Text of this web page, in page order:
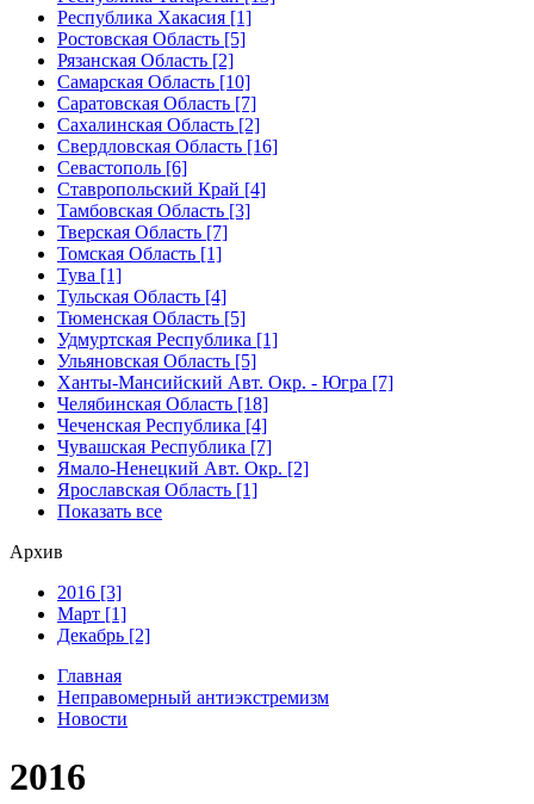
Республика Хакасия [1]
Ростовская Область [5]
Рязанская Область [2]
Самарская Область [10]
Саратовская Область [7]
Сахалинская Область [2]
Свердловская Область [16]
Севастополь [6]
Ставропольский Край [4]
Тамбовская Область [3]
Тверская Область [7]
Томская Область [1]
Тува [1]
Тульская Область [4]
Тюменская Область [5]
Удмуртская Республика [1]
Ульяновская Область [5]
Ханты-Мансийский Авт. Окр. - Югра [7]
Челябинская Область [18]
Чеченская Республика [4]
Чувашская Республика [7]
Ямало-Ненецкий Авт. Окр. [2]
Ярославская Область [1]
Показать все
Архив
2016 [3]
Март [1]
Декабрь [2]
Главная
Неправомерный антиэкстремизм
Новости
2016